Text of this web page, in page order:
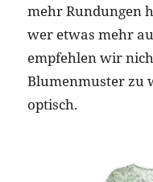
mehr Rundungen
wer etwas mehr
empfehlen wir
Blumenmuster zu
optisch.